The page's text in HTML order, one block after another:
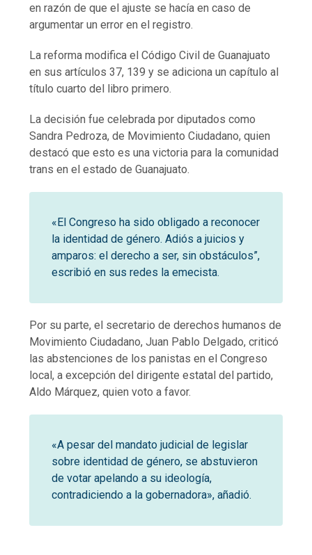
en razón de que el ajuste se hacía en caso de
argumentar un error en el registro.
La reforma modifica el Código Civil de Guanajuato
en sus artículos 37, 139 y se adiciona un capítulo al
título cuarto del libro primero.
La decisión fue celebrada por diputados como
Sandra Pedroza, de Movimiento Ciudadano, quien
destacó que esto es una victoria para la comunidad
trans en el estado de Guanajuato.
«El Congreso ha sido obligado a reconocer
la identidad de género. Adiós a juicios y
amparos: el derecho a ser, sin obstáculos”,
escribió en sus redes la emecista.
Por su parte, el secretario de derechos humanos de
Movimiento Ciudadano, Juan Pablo Delgado, criticó
las abstenciones de los panistas en el Congreso
local, a excepción del dirigente estatal del partido,
Aldo Márquez, quien voto a favor.
«A pesar del mandato judicial de legislar
sobre identidad de género, se abstuvieron
de votar apelando a su ideología,
contradiciendo a la gobernadora», añadió.